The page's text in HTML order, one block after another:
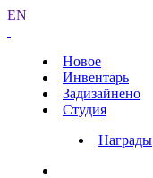
EN
Новое
Инвентарь
Задизайнено
Студия
Награды